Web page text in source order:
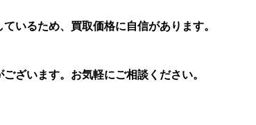
いるため、買取価格に自信があります。
ざいます。お気軽にご相談ください。